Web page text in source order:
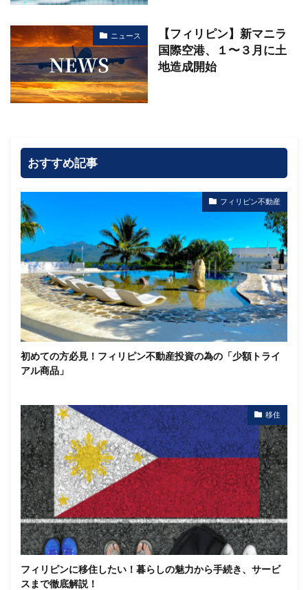
ニュース
【フィリピン】新マニラ
国際空港、１〜３月に土
地造成開始
おすすめ記事
フィリピン不動産
初めての方必見！フィリピン不動産投資の為の「少額トライ
アル商品」
移住
フィリピンに移住したい！暮らしの魅力から手続き、サービ
スまで徹底解説！